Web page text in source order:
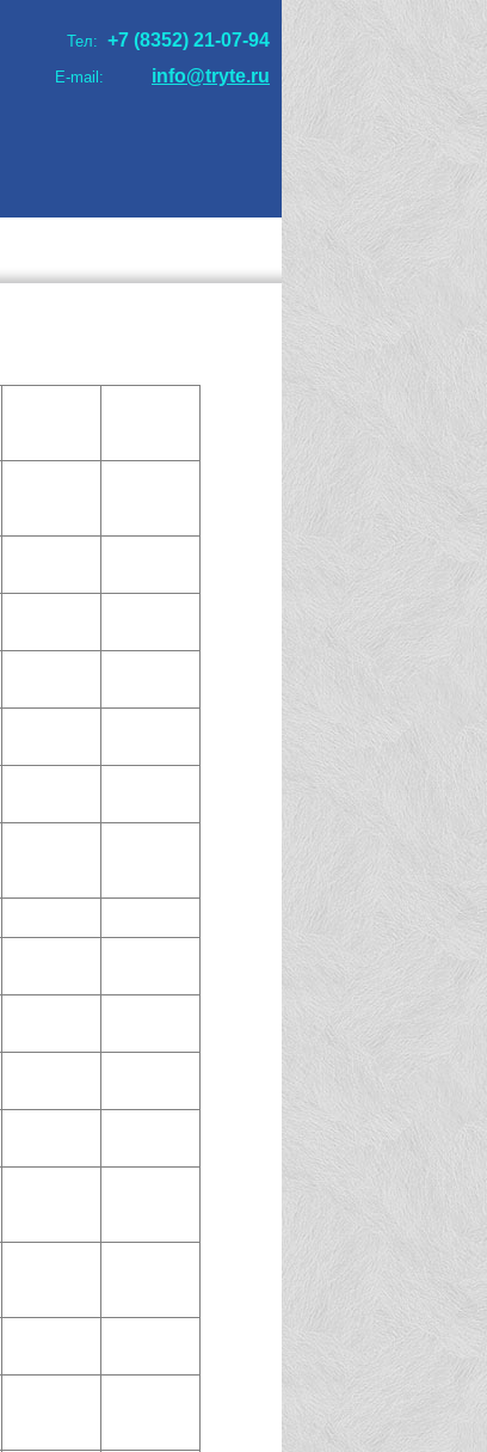
Тел: +7 (8352) 21-07-94
E-mail: info@tryte.ru